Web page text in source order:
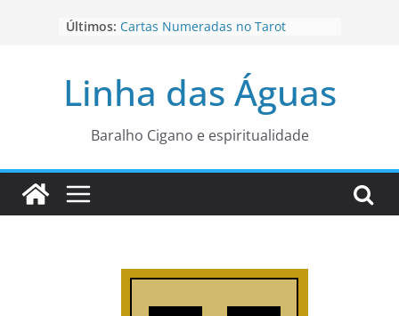
Últimos: Cartas Numeradas no Tarot
para está fase
Os Naipes no Tarot
Cartas da Corte no Tarot
Linha das Águas
Baralho Cigano e espiritualidade